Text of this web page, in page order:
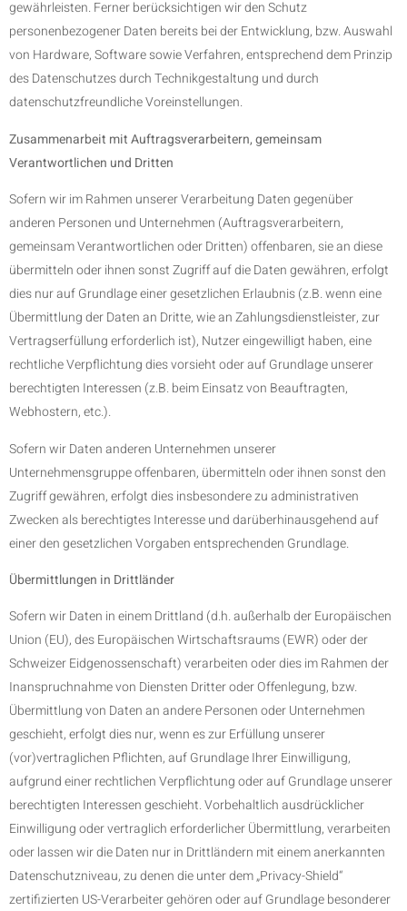
gewährleisten. Ferner berücksichtigen wir den Schutz
personenbezogener Daten bereits bei der Entwicklung, bzw. Auswahl
von Hardware, Software sowie Verfahren, entsprechend dem Prinzip
des Datenschutzes durch Technikgestaltung und durch
datenschutzfreundliche Voreinstellungen.
Zusammenarbeit mit Auftragsverarbeitern, gemeinsam
Verantwortlichen und Dritten
Sofern wir im Rahmen unserer Verarbeitung Daten gegenüber
anderen Personen und Unternehmen (Auftragsverarbeitern,
gemeinsam Verantwortlichen oder Dritten) offenbaren, sie an diese
übermitteln oder ihnen sonst Zugriff auf die Daten gewähren, erfolgt
dies nur auf Grundlage einer gesetzlichen Erlaubnis (z.B. wenn eine
Übermittlung der Daten an Dritte, wie an Zahlungsdienstleister, zur
Vertragserfüllung erforderlich ist), Nutzer eingewilligt haben, eine
rechtliche Verpflichtung dies vorsieht oder auf Grundlage unserer
berechtigten Interessen (z.B. beim Einsatz von Beauftragten,
Webhostern, etc.).
Sofern wir Daten anderen Unternehmen unserer
Unternehmensgruppe offenbaren, übermitteln oder ihnen sonst den
Zugriff gewähren, erfolgt dies insbesondere zu administrativen
Zwecken als berechtigtes Interesse und darüberhinausgehend auf
einer den gesetzlichen Vorgaben entsprechenden Grundlage.
Übermittlungen in Drittländer
Sofern wir Daten in einem Drittland (d.h. außerhalb der Europäischen
Union (EU), des Europäischen Wirtschaftsraums (EWR) oder der
Schweizer Eidgenossenschaft) verarbeiten oder dies im Rahmen der
Inanspruchnahme von Diensten Dritter oder Offenlegung, bzw.
Übermittlung von Daten an andere Personen oder Unternehmen
geschieht, erfolgt dies nur, wenn es zur Erfüllung unserer
(vor)vertraglichen Pflichten, auf Grundlage Ihrer Einwilligung,
aufgrund einer rechtlichen Verpflichtung oder auf Grundlage unserer
berechtigten Interessen geschieht. Vorbehaltlich ausdrücklicher
Einwilligung oder vertraglich erforderlicher Übermittlung, verarbeiten
oder lassen wir die Daten nur in Drittländern mit einem anerkannten
Datenschutzniveau, zu denen die unter dem „Privacy-Shield“
zertifizierten US-Verarbeiter gehören oder auf Grundlage besonderer